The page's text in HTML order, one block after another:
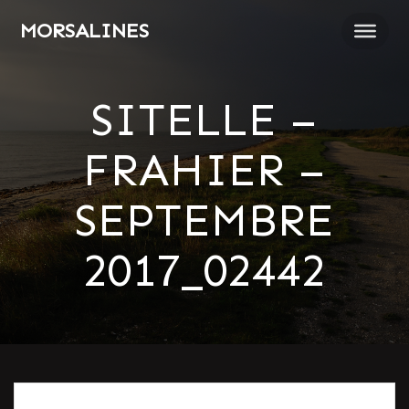
MORSALINES
SITELLE –
FRAHIER –
SEPTEMBRE
2017_02442